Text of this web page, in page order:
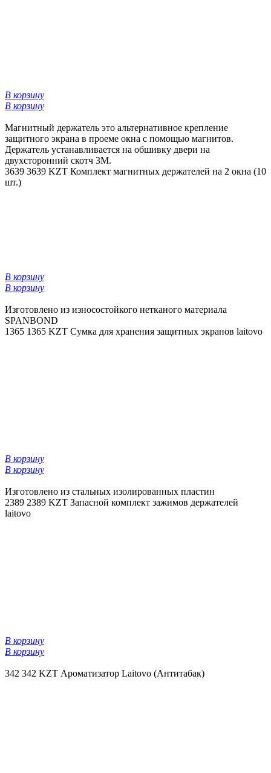
В корзину
В корзину
Магнитный держатель это альтернативное крепление
защитного экрана в проеме окна с помощью магнитов.
Держатель устанавливается на обшивку двери на
двухсторонний скотч 3М.
3639 3639 KZT Комплект магнитных держателей на 2 окна (10
шт.)
В корзину
В корзину
Изготовлено из износостойкого нетканого материала
SPANBOND
1365 1365 KZT Сумка для хранения защитных экранов laitovo
В корзину
В корзину
Изготовлено из стальных изолированных пластин
2389 2389 KZT Запасной комплект зажимов держателей
laitovo
В корзину
В корзину
342 342 KZT Ароматизатор Laitovo (Антитабак)